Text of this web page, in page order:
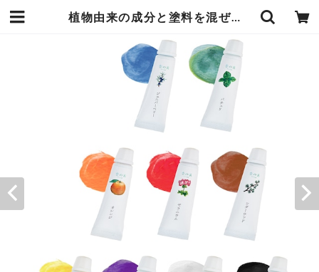
植物由来の成分と塗料を混ぜ合わせた香る 絵の具 9色セット 色の変化とともに香りのブレンドをお楽しみください 水彩 香の具 エンヴェールヘルック | エンジュール